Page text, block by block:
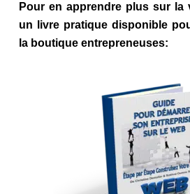
Pour en apprendre plus sur la
un livre pratique disponible
la boutique entrepreneuses: